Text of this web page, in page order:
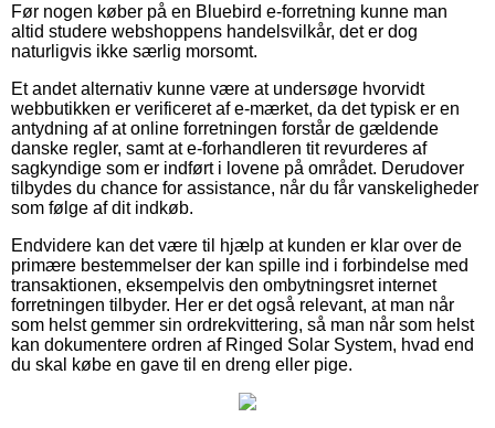
Før nogen køber på en Bluebird e-forretning kunne man
altid studere webshoppens handelsvilkår, det er dog
naturligvis ikke særlig morsomt.
Et andet alternativ kunne være at undersøge hvorvidt
webbutikken er verificeret af e-mærket, da det typisk er en
antydning af at online forretningen forstår de gældende
danske regler, samt at e-forhandleren tit revurderes af
sagkyndige som er indført i lovene på området. Derudover
tilbydes du chance for assistance, når du får vanskeligheder
som følge af dit indkøb.
Endvidere kan det være til hjælp at kunden er klar over de
primære bestemmelser der kan spille ind i forbindelse med
transaktionen, eksempelvis den ombytningsret internet
forretningen tilbyder. Her er det også relevant, at man når
som helst gemmer sin ordrekvittering, så man når som helst
kan dokumentere ordren af Ringed Solar System, hvad end
du skal købe en gave til en dreng eller pige.